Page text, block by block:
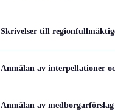
Skrivelser till
Anmälan av interpellationer
Anmälan av